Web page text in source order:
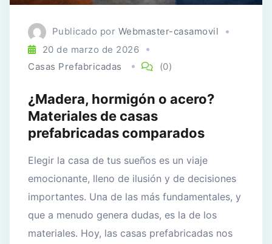
Publicado por Webmaster-casamovil
20 de marzo de 2026
Casas Prefabricadas
(0)
¿Madera, hormigón o acero?
Materiales de casas
prefabricadas comparados
Elegir la casa de tus sueños es un viaje
emocionante, lleno de ilusión y de decisiones
importantes. Una de las más fundamentales, y
que a menudo genera dudas, es la de los
materiales. Hoy, las casas prefabricadas nos